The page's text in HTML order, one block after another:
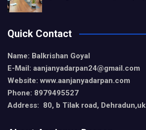
Quick Contact
Name: Balkrishan Goyal
E-Mail: aanjanyadarpan24@gmail.com
Website: www.aanjanyadarpan.com
Phone: 8979495527
Address: 80, b Tilak road, Dehradun,uk